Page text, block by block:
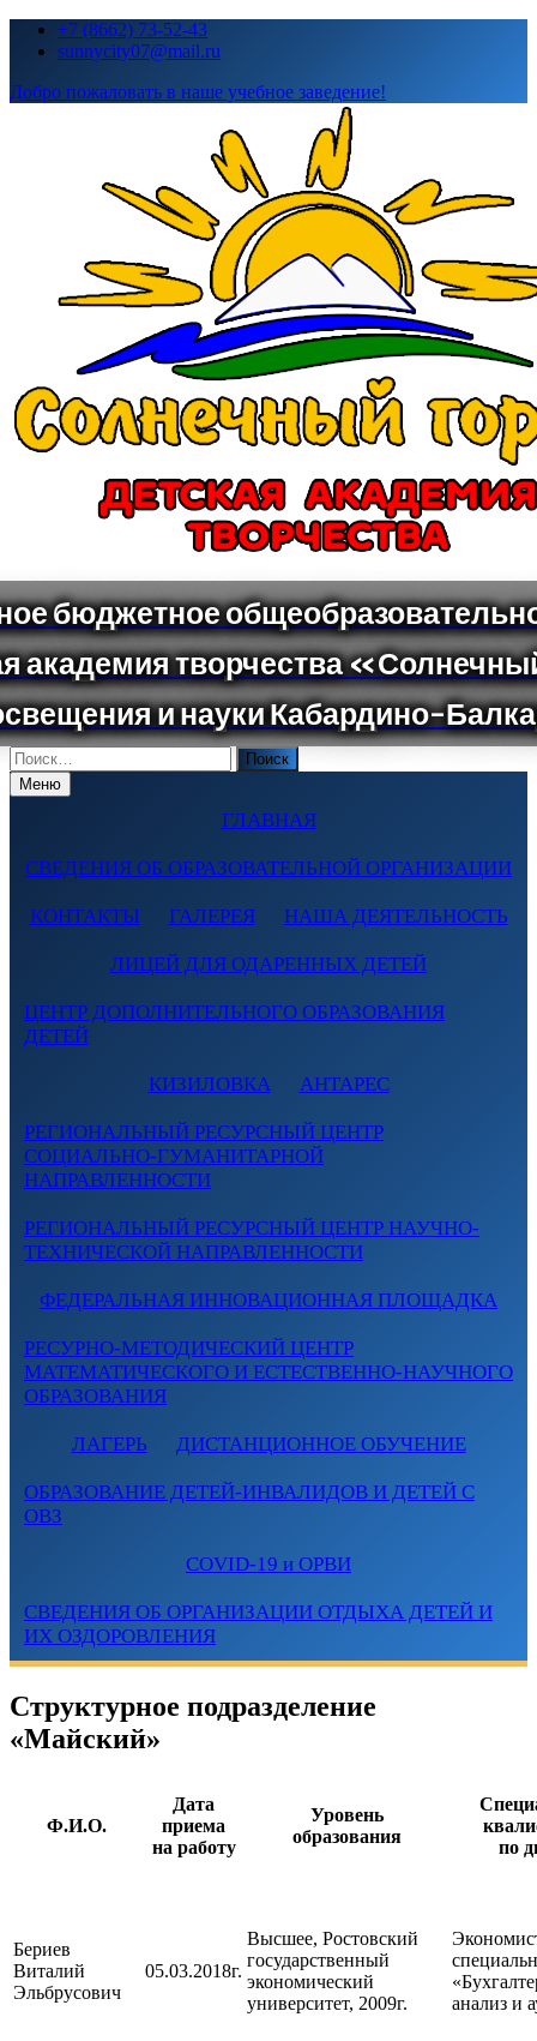
Перейти+7 (8662) 73-52-43
sunnycity07@mail.ru
Добро пожаловать в наше учебное заведение!
Поиск
по:Меню
ГЛАВНАЯ
СВЕДЕНИЯ ОБ ОБРАЗОВАТЕЛЬНОЙ ОРГАНИЗАЦИИ
КОНТАКТЫ ГАЛЕРЕЯ НАША ДЕЯТЕЛЬНОСТЬ
ЛИЦЕЙ ДЛЯ ОДАРЕННЫХ ДЕТЕЙ
ЦЕНТР ДОПОЛНИТЕЛЬНОГО ОБРАЗОВАНИЯ
ДЕТЕЙ
КИЗИЛОВКА АНТАРЕС
РЕГИОНАЛЬНЫЙ РЕСУРСНЫЙ ЦЕНТР
СОЦИАЛЬНО-ГУМАНИТАРНОЙ
НАПРАВЛЕННОСТИ
РЕГИОНАЛЬНЫЙ РЕСУРСНЫЙ ЦЕНТР НАУЧНО-
ТЕХНИЧЕСКОЙ НАПРАВЛЕННОСТИ
ФЕДЕРАЛЬНАЯ ИННОВАЦИОННАЯ ПЛОЩАДКА
РЕСУРНО-МЕТОДИЧЕСКИЙ ЦЕНТР
МАТЕМАТИЧЕСКОГО И ЕСТЕСТВЕННО-НАУЧНОГО
ОБРАЗОВАНИЯ
ЛАГЕРЬ ДИСТАНЦИОННОЕ ОБУЧЕНИЕ
ОБРАЗОВАНИЕ ДЕТЕЙ-ИНВАЛИДОВ И ДЕТЕЙ С
ОВЗ
COVID-19 и ОРВИ
СВЕДЕНИЯ ОБ ОРГАНИЗАЦИИ ОТДЫХА ДЕТЕЙ И
ИХ ОЗДОРОВЛЕНИЯ
Структурное подразделение
«Майский»
Ф.И.О.
Дата
приема
на работу
Уровень
образования
по
Бериев
Виталий
Эльбрусович
05.03.2018г.
Высшее, Ростовский
государственный
экономический
университет, 2009г.
анализ и